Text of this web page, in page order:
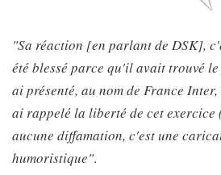
"Sa réaction [en parlant de DSK],
été blessé parce qu'il avait trouvé
ai présenté, au nom de France
ai rappelé la liberté de cet
aucune diffamation, c'est une
humoristique".